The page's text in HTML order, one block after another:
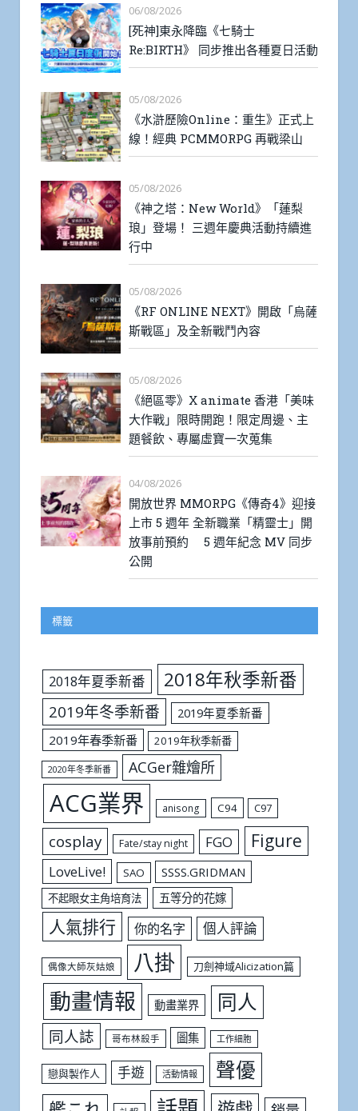
06/08/2026
[死神]東永降臨《七騎士
Re:BIRTH》 同步推出各種夏日活動
05/08/2026
《水滸歷險Online：重生》正式上
線！經典 PCMMORPG 再戰梁山
05/08/2026
《神之塔：New World》「蓮梨
琅」登場！ 三週年慶典活動持續進
行中
05/08/2026
《RF ONLINE NEXT》開啟「烏薩
斯戰區」及全新戰鬥內容
05/08/2026
《絕區零》X animate 香港「美味
大作戰」限時開跑！限定周邊、主
題餐飲、專屬虛寶一次蒐集
04/08/2026
開放世界 MMORPG《傳奇4》迎接
上市 5 週年 全新職業「精靈士」開
放事前預約 5 週年紀念 MV 同步
公開
標籤
2018年夏季新番 2018年秋季新番
2019年冬季新番
2019年夏季新番
2019年春季新番
2019年秋季新番
2020年冬季新番 ACGer雜燴所
ACG業界 anisong C94 C97
cosplay Fate/stay night FGO Figure
LoveLive! SAO SSSS.GRIDMAN
不起眼女主角培育法 五等分的花嫁
人氣排行 你的名字 個人評論
偶像大師灰姑娘 八掛 刀劍神域Alicization篇
動畫情報 動畫業界 同人
同人誌 哥布林殺手 圖集 工作細胞
戀與製作人 手遊 活動情報 聲優